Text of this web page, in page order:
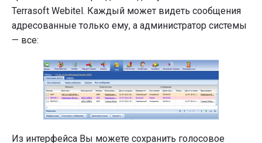
Terrasoft Webitel. Каждый может видеть сообщения
адресованные только ему, а администратор системы
— все:
Из интерфейса Вы можете сохранить голосовое